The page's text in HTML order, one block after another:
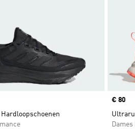
Price
€ 80